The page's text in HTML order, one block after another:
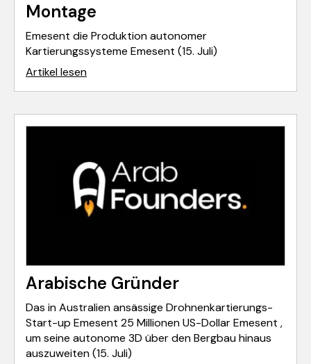
Montage
Emesent die Produktion autonomer
Kartierungssysteme Emesent (15. Juli)
Artikel lesen
Arabische Gründer
Das in Australien ansässige Drohnenkartierungs-
Start-up Emesent 25 Millionen US-Dollar Emesent ,
um seine autonome 3D über den Bergbau hinaus
auszuweiten (15. Juli)